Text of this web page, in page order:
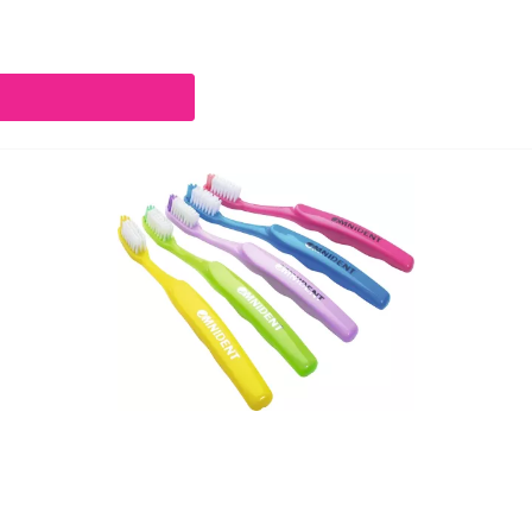
um die Anzahl zu erhöhen oder zu reduzieren.